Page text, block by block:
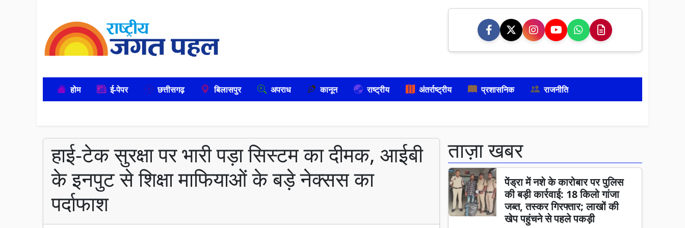
होम ई-पेपर छत्तीसगढ़ बिलासपुर अपराध कानून राष्ट्रीय अंतर्राष्ट्रीय प्रशासनिक राजनीति
हाई-टेक सुरक्षा पर भारी पड़ा सिस्टम का दीमक, आईबी
के इनपुट से शिक्षा माफियाओं के बड़े नेक्सस का
पर्दाफाश
ताज़ा खबर
पेंड्रा में नशे के कारोबार पर पुलिस
की बड़ी कार्रवाई: 18 किलो गांजा
जब्त, तस्कर गिरफ्तार; लाखों की
खेप पहुंचने से पहले पकड़ी